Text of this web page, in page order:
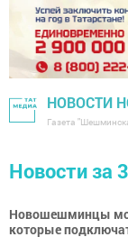
НОВОСТИ
Газета
Новости за
Новошешминцы
которые